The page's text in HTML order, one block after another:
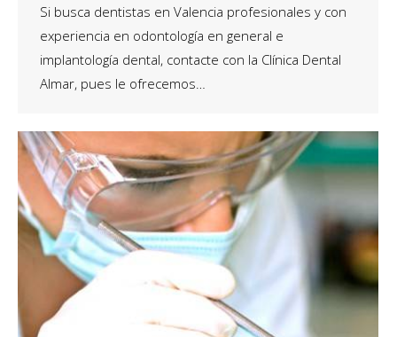
Si busca dentistas en Valencia profesionales y con
experiencia en odontología en general e
implantología dental, contacte con la Clínica Dental
Almar, pues le ofrecemos…